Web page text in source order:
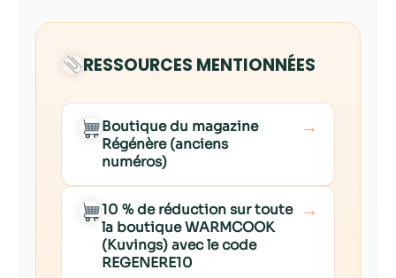
RESSOURCES MENTIONNÉES
Boutique du magazine
Régénère (anciens
numéros)
→
10 % de réduction sur toute
la boutique WARMCOOK
(Kuvings) avec le code
REGENERE10
→